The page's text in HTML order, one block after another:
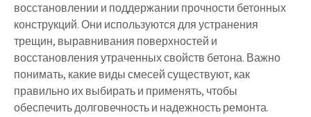
восстановлении и поддержании прочности бетонных
конструкций. Они используются для устранения
трещин, выравнивания поверхностей и
восстановления утраченных свойств бетона. Важно
понимать, какие виды смесей существуют, как
правильно их выбирать и применять, чтобы
обеспечить долговечность и надежность ремонта.